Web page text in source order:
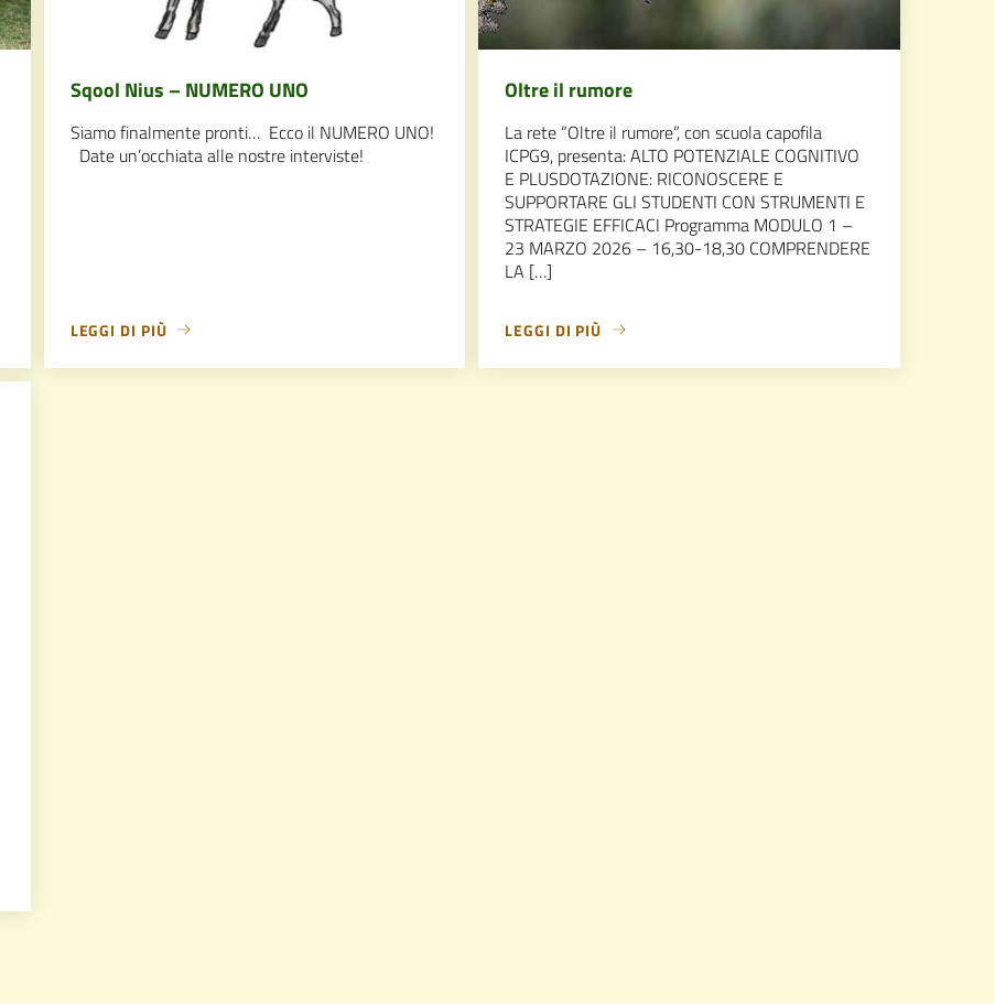
Sqool Nius – NUMERO UNO
Siamo finalmente pronti… Ecco il NUMERO UNO!
Date un’occhiata alle nostre interviste!
LEGGI DI PIÙ
Oltre il rumore
La rete “Oltre il rumore”, con scuola capofila
ICPG9, presenta: ALTO POTENZIALE COGNITIVO
E PLUSDOTAZIONE: RICONOSCERE E
SUPPORTARE GLI STUDENTI CON STRUMENTI E
STRATEGIE EFFICACI Programma MODULO 1 –
23 MARZO 2026 – 16,30-18,30 COMPRENDERE
LA […]
LEGGI DI PIÙ